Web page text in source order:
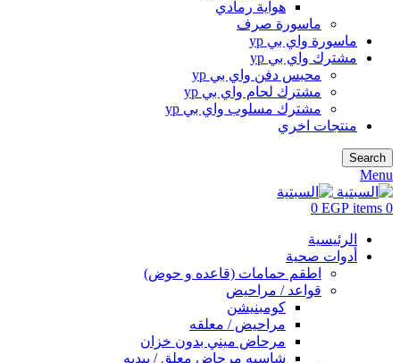
هواية رمادي
ماسورة صرف
ماسورة واي بي yp
مشترك واي بي yp
محبس دفن واي بي yp
مشترك لحام واي بي yp
مشترك مسلوب واي بي yp
منتجات اخري
Search
Menu
0
items
0 EGP
الرئيسية
أدوات صحية
اطقم حمامات (قاعده و حوض)
قواعد / مراحيض
كومبنيشن
مراحيض / معلقه
مرحاض ميني بدون خزان
شاسيه مرحاض معلق / بيديه